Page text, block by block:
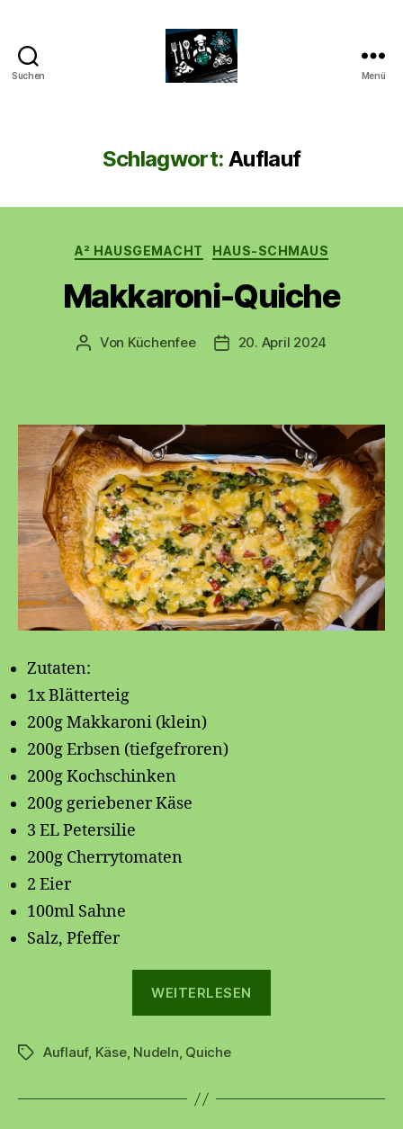
Suchen Menü
Schlagwort: Auflauf
Kategorien
A² HAUSGEMACHT HAUS-SCHMAUS
Makkaroni-Quiche
Beitragsautor
Von Küchenfee Beitragsdatum
20. April 2024
Zutaten:
1x Blätterteig
200g Makkaroni (klein)
200g Erbsen (tiefgefroren)
200g Kochschinken
200g geriebener Käse
3 EL Petersilie
200g Cherrytomaten
2 Eier
100ml Sahne
Salz, Pfeffer
WEITERLESEN
Schlagwörter
Auflauf, Käse, Nudeln, Quiche